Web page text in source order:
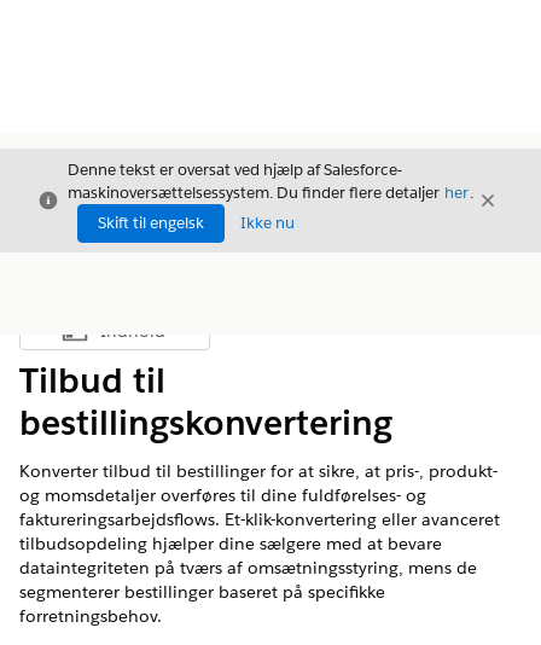
Luk
Denne tekst er oversat ved hjælp af Salesforce-
maskinoversættelsessystem. Du finder flere detaljer her.
Skift til engelsk
Ikke nu
Luk
Vis indholdsfortegnelse
Indhold
Tilbud til
bestillingskonvertering
Konverter tilbud til bestillinger for at sikre, at pris-, produkt-
og momsdetaljer overføres til dine fuldførelses- og
faktureringsarbejdsflows. Et-klik-konvertering eller avanceret
tilbudsopdeling hjælper dine sælgere med at bevare
dataintegriteten på tværs af omsætningsstyring, mens de
segmenterer bestillinger baseret på specifikke
forretningsbehov.